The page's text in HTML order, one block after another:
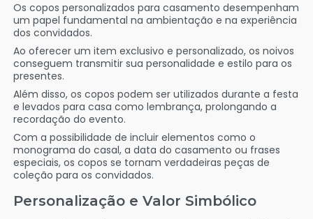
Os copos personalizados para casamento desempenham
um papel fundamental na ambientação e na experiência
dos convidados.
Ao oferecer um item exclusivo e personalizado, os noivos
conseguem transmitir sua personalidade e estilo para os
presentes.
Além disso, os copos podem ser utilizados durante a festa
e levados para casa como lembrança, prolongando a
recordação do evento.
Com a possibilidade de incluir elementos como o
monograma do casal, a data do casamento ou frases
especiais, os copos se tornam verdadeiras peças de
coleção para os convidados.
Personalização e Valor Simbólico